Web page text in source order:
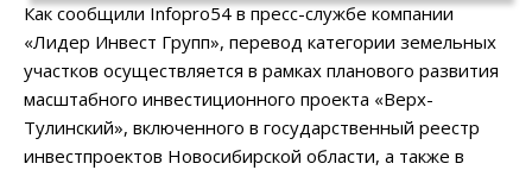
Как сообщили Infopro54 в пресс-службе компании
«Лидер Инвест Групп», перевод категории земельных
участков осуществляется в рамках планового развития
масштабного инвестиционного проекта «Верх-
Тулинский», включенного в государственный реестр
инвестпроектов Новосибирской области, а также в